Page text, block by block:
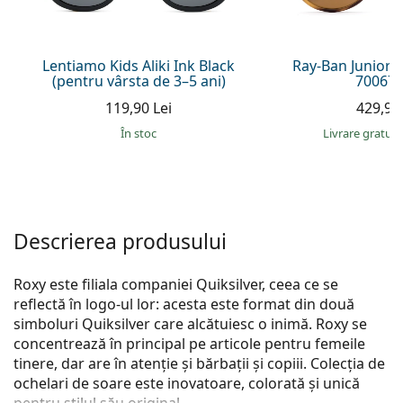
Persol
Toate mărcile
Lentiamo Kids Aliki Ink Black
(pentru vârsta de 3–5 ani)
119,90 Lei
În stoc
Ray-Ban Junior
Livrare
Descrierea produsului
Roxy este filiala companiei Quiksilver, ceea ce se
reflectă în logo-ul lor: acesta este format din două
simboluri Quiksilver care alcătuiesc o inimă. Roxy se
concentrează în principal pe articole pentru femeile
tinere, dar are în atenție și bărbații și copiii. Colecția de
ochelari de soare este inovatoare, colorată și unică